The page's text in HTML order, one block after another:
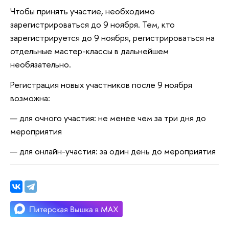
Чтобы принять участие, необходимо
зарегистрироваться до 9 ноября. Тем, кто
зарегистрируется до 9 ноября, регистрироваться на
отдельные мастер-классы в дальнейшем
необязательно.
Регистрация новых участников после 9 ноября
возможна:
для очного участия: не менее чем за три дня до
мероприятия
для онлайн-участия: за один день до мероприятия